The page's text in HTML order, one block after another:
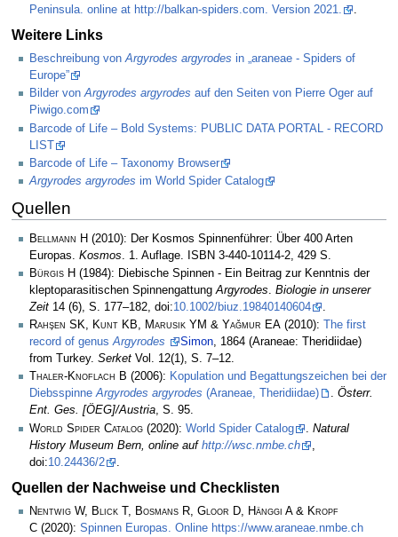
Peninsula. online at http://balkan-spiders.com. Version 2021.
.
Weitere Links
Beschreibung vonArgyrodes argyrodes in „araneae - Spiders of
Europe”
Bilder vonArgyrodes argyrodes auf den Seiten von Pierre Oger auf
Piwigo.com
Barcode of Life – Bold Systems: PUBLIC DATA PORTAL - RECORD
LIST
Barcode of Life – Taxonomy Browser
Argyrodes argyrodes im World Spider Catalog
Quellen
Bellmann H (2010): Der Kosmos Spinnenführer: Über 400 Arten
Europas. Kosmos . 1. Auflage. ISBN 3-440-10114-2, 429 S.
Bürgis H (1984): Diebische Spinnen - Ein Beitrag zur Kenntnis der
kleptoparasitischen Spinnengattung Argyrodes
Biologie in unserer
Zeit 14 (6), S. 177–182, doi:10.1002/biuz.19840140604
Rahşen SK, Kunt KB, Marusik YM & Yağmur EA (2010):
The first
record of genusArgyrodes Simon, 1864 (Araneae: Theridiidae)
from Turkey. Serket Vol. 12(1), S. 7–12.
Thaler-Knoflach B (2006): Kopulation und Begattungszeichen bei der
DiebsspinneArgyrodes argyrodes (Araneae, Theridiidae) . Österr.
Ent. Ges. [ÖEG]/Austria, S. 95.
World Spider Catalog (2020): World Spider Catalog
Natural
History Museum Bern, online auf http://wsc.nmbe.ch
doi:10.24436/2
Quellen der Nachweise und Checklisten
Nentwig W, Blick T, Bosmans R, Gloor D, Hänggi A & Kropf
C (2020): Spinnen Europas. Online https://www.araneae.nmbe.ch